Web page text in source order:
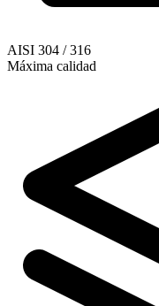
AISI 304 / 316
Máxima calidad